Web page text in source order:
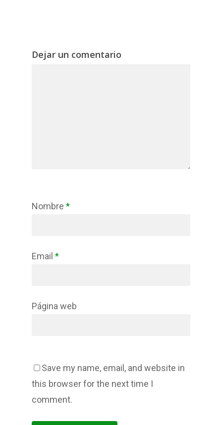
Dejar un comentario
Nombre *
Email *
Página web
Save my name, email, and website in
this browser for the next time I
comment.